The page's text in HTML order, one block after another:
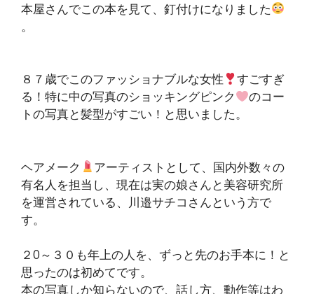
本屋さんでこの本を見て、釘付けになりました
。
８７歳でこのファッショナブルな女性
すごすぎ
る！特に中の写真のショッキングピンク
のコー
トの写真と髪型がすごい！と思いました。
ヘアメーク
アーティストとして、国内外数々の
有名人を担当し、現在は実の娘さんと美容研究所
を運営されている、川邉サチコさんという方で
す。
２0～３０も年上の人を、ずっと先のお手本に！と
思ったのは初めてです。
本の写真しか知らないので、話し方、動作等はわ